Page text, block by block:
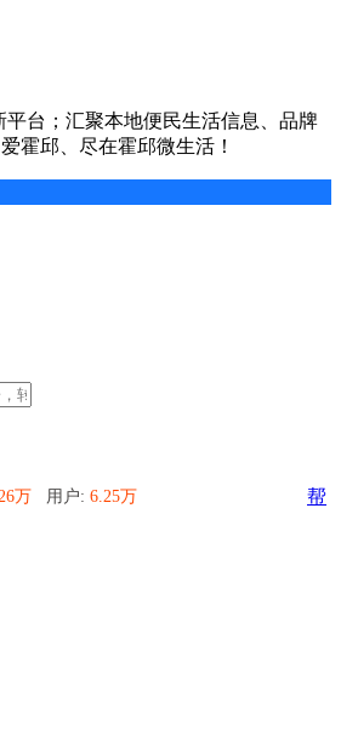
台；汇聚本地便民生活信息、品牌
霍邱、尽在霍邱微生活！
万 用户: 6.25万
帮